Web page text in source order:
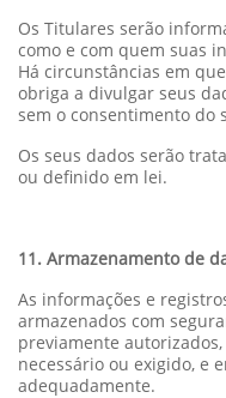
Os Titulares serão
como e com quem suas
Há circunstâncias em
obriga a divulgar seus
sem o consentimento do
Os seus dados serão
ou definido em lei.
11. Armazenamento de
As informações e
armazenados com
previamente
necessário ou exigido, e
adequadamente.